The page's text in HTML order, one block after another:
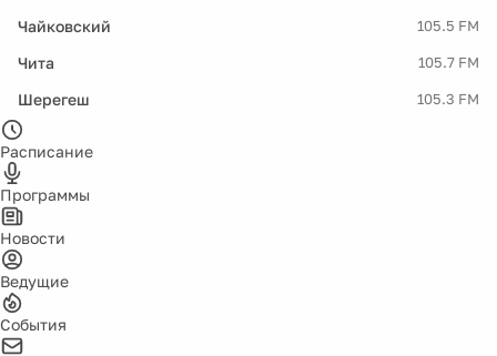
Чайковский 105.5 FM
Чита 105.7 FM
Шерегеш 105.3 FM
Расписание
Программы
Новости
Ведущие
События